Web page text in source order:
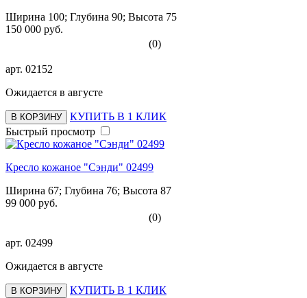
Ширина 100; Глубина 90; Высота 75
150 000 руб.
(0)
арт. 02152
Ожидается в августе
В КОРЗИНУ
КУПИТЬ В 1 КЛИК
Быстрый просмотр
Кресло кожаное "Сэнди" 02499
Ширина 67; Глубина 76; Высота 87
99 000 руб.
(0)
арт. 02499
Ожидается в августе
В КОРЗИНУ
КУПИТЬ В 1 КЛИК